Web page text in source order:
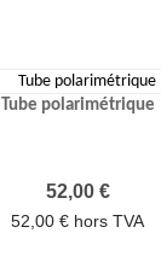
Tube polarimétrique
Prix
52,00 €
52,00 € hors TVA